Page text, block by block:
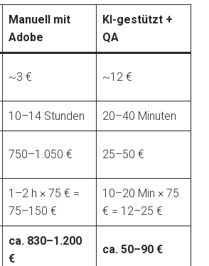
Manuell mit
Adobe
KI-gestützt +
QA
~3 € ~12 €
10–14 Stunden 20–40 Minuten
750–1.050 € 25–50 €
1–2 h × 75 € =
75–150 €
10–20 Min × 75
€ = 12–25 €
ca. 830–1.200
€
ca. 50–90 €